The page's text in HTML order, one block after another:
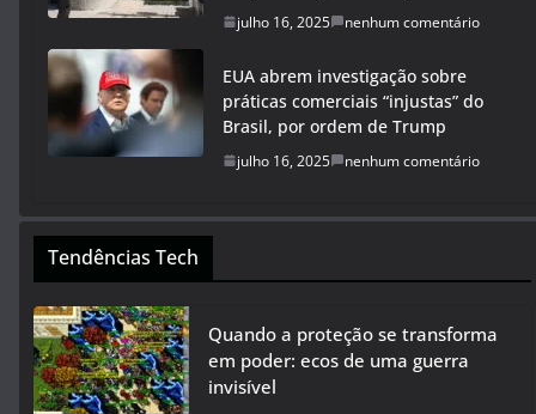
julho 16, 2025 nenhum comentário
EUA abrem investigação sobre
práticas comerciais “injustas” do
Brasil, por ordem de Trump
julho 16, 2025 nenhum comentário
Tendências Tech
Quando a proteção se transforma
em poder: ecos de uma guerra
invisível